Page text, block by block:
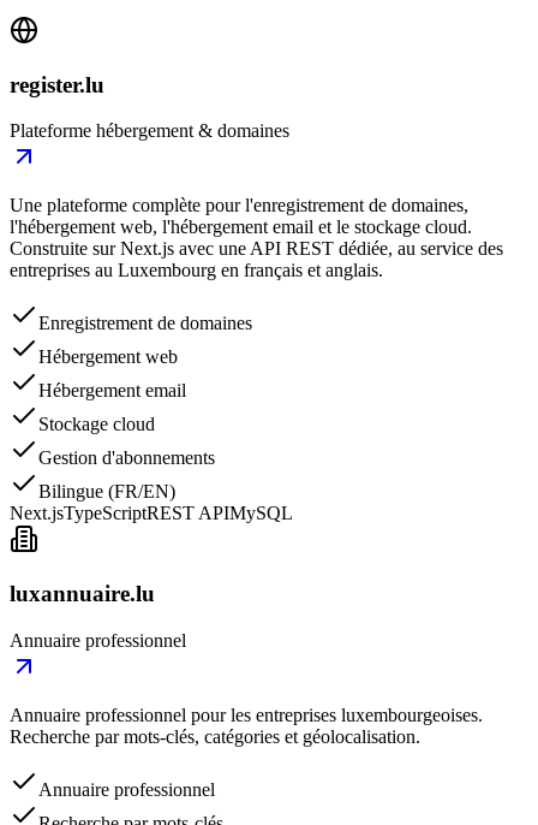
register.lu
Plateforme hébergement & domaines
Une plateforme complète pour l'enregistrement de domaines,
l'hébergement web, l'hébergement email et le stockage cloud.
Construite sur Next.js avec une API REST dédiée, au service des
entreprises au Luxembourg en français et anglais.
Enregistrement de domaines
Hébergement web
Hébergement email
Stockage cloud
Gestion d'abonnements
Bilingue (FR/EN)
Next.jsTypeScriptREST APIMySQL
luxannuaire.lu
Annuaire professionnel
Annuaire professionnel pour les entreprises luxembourgeoises.
Recherche par mots-clés, catégories et géolocalisation.
Annuaire professionnel